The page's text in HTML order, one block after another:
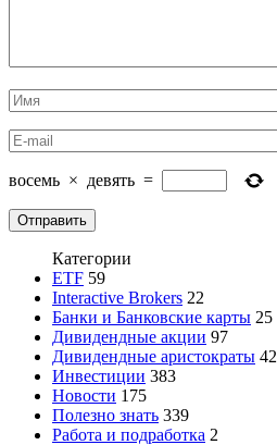
восемь × девять =
Категории
ETF 59
Interactive Brokers 22
Банки и Банковские карты 25
Дивидендные акции 97
Дивидендные аристократы 42
Инвестиции 383
Новости 175
Полезно знать 339
Работа и подработка 2